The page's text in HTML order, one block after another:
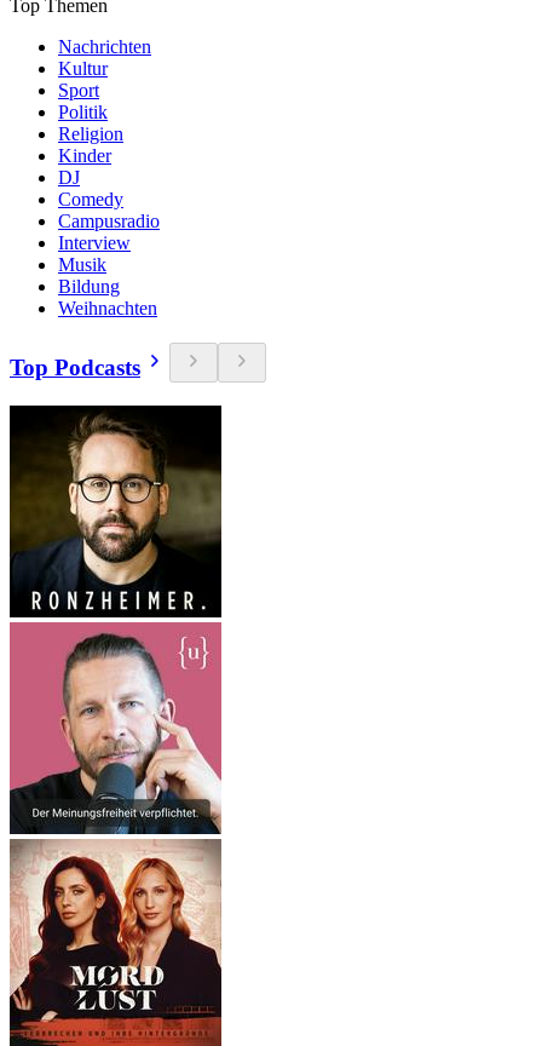
Top Themen
Nachrichten
Kultur
Sport
Politik
Religion
Kinder
DJ
Comedy
Campusradio
Interview
Musik
Bildung
Weihnachten
Top Podcasts